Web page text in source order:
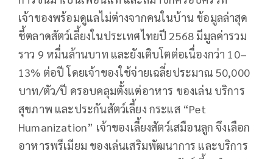
เจ้าของพร้อมดูแลไม่ต่างจากคนในบ้าน ข้อมูลล่าสุด
ชี้ตลาดสัตว์เลี้ยงในประเทศไทยปี 2568 มีมูลค่ารวม
ราว 9 หมื่นล้านบาท และยังเติบโตต่อเนื่องกว่า 10–
13% ต่อปี โดยเจ้าของใช้จ่ายเฉลี่ยประมาณ 50,000
บาท/ตัว/ปี ครอบคลุมตั้งแต่อาหาร ของเล่น บริการ
สุขภาพ และประกันสัตว์เลี้ยง กระแส “Pet
Humanization” เจ้าของเลี้ยงสัตว์เสมือนลูก จึงเลือก
อาหารพรีเมียม ของเล่นเสริมพัฒนาการ และบริการ